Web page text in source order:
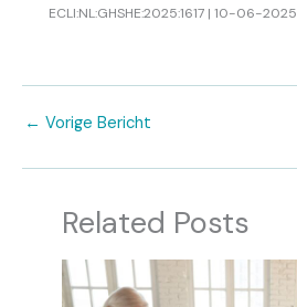
ECLI:NL:GHSHE:2025:1617 | 10-06-2025
← Vorige Bericht
Related Posts